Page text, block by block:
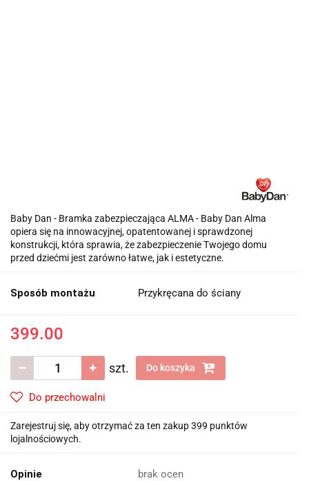
Baby Dan - Bramka zabezpieczająca ALMA - Baby Dan Alma
opiera się na innowacyjnej, opatentowanej i sprawdzonej
konstrukcji, która sprawia, że ​​zabezpieczenie Twojego domu
przed dziećmi jest zarówno łatwe, jak i estetyczne.
Sposób montażu Przykręcana do ściany
399.00
szt. Do koszyka
Do przechowalni
Zarejestruj się, aby otrzymać za ten zakup 399 punktów
lojalnościowych.
Opinie brak ocen